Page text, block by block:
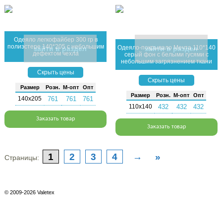
Одеяло легкофайбер 300 гр в
полиэстере 140*205 с небольшим
дефектом чехла
зайти в раздел
Скрыть цены
Раз­мер Розн. М-опт Опт
140х205 761 761 761
Заказать товар
Одеяло-покрывало Мечта 110*140
серый фон с белыми гусями с
небольшим загрязнением ткани
зайти в раздел
Скрыть цены
Раз­мер Розн. М-опт Опт
110х140 432 432 432
Заказать товар
Страницы: 1 2 3 4 → »
© 2009-2026 Valetex